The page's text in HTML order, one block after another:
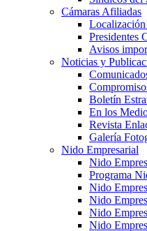
Cámaras Afiliadas
Localización
Presidentes
Avisos
Noticias y
Boletín
En los
Revista
Galería
Nido Empresarial
Nido
Programa
Nido
Nido
Nido
Nido